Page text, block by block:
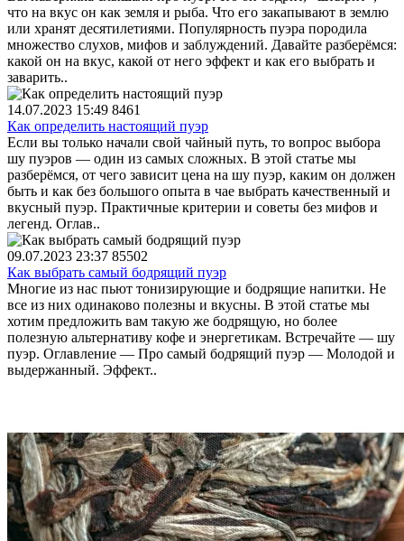
что на вкус он как земля и рыба. Что его закапывают в землю
или хранят десятилетиями. Популярность пуэра породила
множество слухов, мифов и заблуждений. Давайте разберёмся:
какой он на вкус, какой от него эффект и как его выбрать и
заварить..
14.07.2023 15:49 8461
Как определить настоящий пуэр
Если вы только начали свой чайный путь, то вопрос выбора
шу пуэров — один из самых сложных. В этой статье мы
разберёмся, от чего зависит цена на шу пуэр, каким он должен
быть и как без большого опыта в чае выбрать качественный и
вкусный пуэр. Практичные критерии и советы без мифов и
легенд. Оглав..
09.07.2023 23:37 85502
Как выбрать самый бодрящий пуэр
Многие из нас пьют тонизирующие и бодрящие напитки. Не
все из них одинаково полезны и вкусны. В этой статье мы
хотим предложить вам такую же бодрящую, но более
полезную альтернативу кофе и энергетикам. Встречайте — шу
пуэр. Оглавление — Про самый бодрящий пуэр — Молодой и
выдержанный. Эффект..